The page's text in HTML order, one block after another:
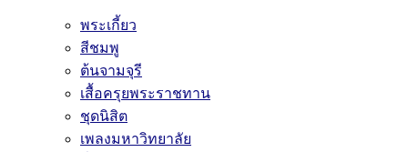
พระเกี้ยว
สีชมพู
ต้นจามจุรี
เสื้อครุยพระราชทาน
ชุดนิสิต
เพลงมหาวิทยาลัย